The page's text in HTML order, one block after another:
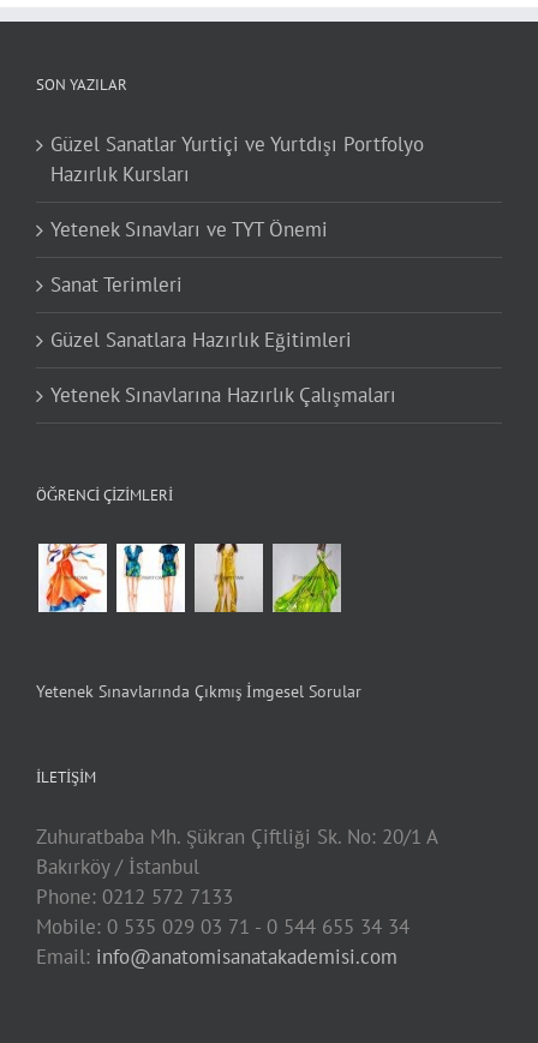
SON YAZILAR
Güzel Sanatlar Yurtiçi ve Yurtdışı Portfolyo
Hazırlık Kursları
Yetenek Sınavları ve TYT Önemi
Sanat Terimleri
Güzel Sanatlara Hazırlık Eğitimleri
Yetenek Sınavlarına Hazırlık Çalışmaları
ÖĞRENCI ÇIZIMLERI
Yetenek Sınavlarında Çıkmış İmgesel Sorular
İLETIŞIM
Zuhuratbaba Mh. Şükran Çiftliği Sk. No: 20/1 A
Bakırköy / İstanbul
Phone: 0212 572 7133
Mobile: 0 535 029 03 71 - 0 544 655 34 34
Email: info@anatomisanatakademisi.com